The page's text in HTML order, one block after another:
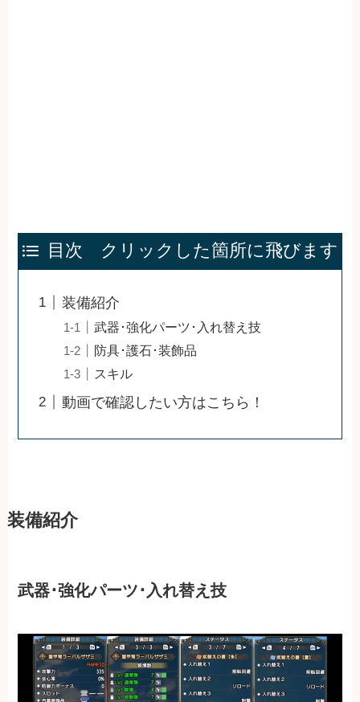
目次 クリックした箇所に飛びます
装備紹介
武器･強化パーツ･入れ替え技
防具･護石･装飾品
スキル
動画で確認したい方はこちら！
装備紹介
武器･強化パーツ･入れ替え技